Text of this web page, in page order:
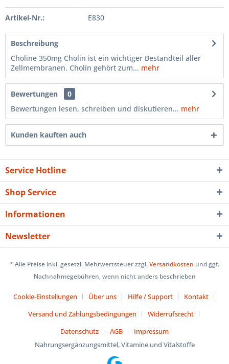
Artikel-Nr.: E830
Beschreibung
Choline 350mg Cholin ist ein wichtiger Bestandteil aller
Zellmembranen. Cholin gehört zum... mehr
Bewertungen
0
Bewertungen lesen, schreiben und diskutieren... mehr
Kunden kauften auch
Service Hotline
Shop Service
Informationen
Newsletter
* Alle Preise inkl. gesetzl. Mehrwertsteuer zzgl.Versandkosten und ggf.
Nachnahmegebühren, wenn nicht anders beschrieben
Cookie-Einstellungen Über uns Hilfe / Support
Kontakt
Versand und Zahlungsbedingungen
Widerrufsrecht
Datenschutz
AGB
Impressum
Nahrungsergänzungsmittel, Vitamine und Vitalstoffe